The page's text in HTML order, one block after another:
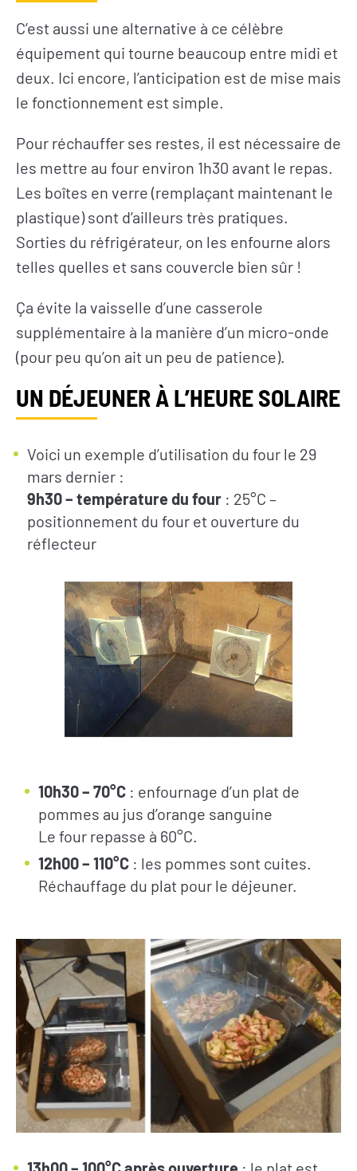
C’est aussi une alternative à ce célèbre
équipement qui tourne beaucoup entre midi et
deux. Ici encore, l’anticipation est de mise mais
le fonctionnement est simple.
Pour réchauffer ses restes, il est nécessaire de
les mettre au four environ 1h30 avant le repas.
Les boîtes en verre (remplaçant maintenant le
plastique) sont d’ailleurs très pratiques.
Sorties du réfrigérateur, on les enfourne alors
telles quelles et sans couvercle bien sûr !
Ça évite la vaisselle d’une casserole
supplémentaire à la manière d’un micro-onde
(pour peu qu’on ait un peu de patience).
UN DÉJEUNER À L’HEURE SOLAIRE
Voici un exemple d’utilisation du four le 29
mars dernier :
9h30 – température du four : 25°C –
positionnement du four et ouverture du
réflecteur
10h30 – 70°C : enfournage d’un plat de
pommes au jus d’orange sanguine
Le four repasse à 60°C.
12h00 – 110°C : les pommes sont cuites.
Réchauffage du plat pour le déjeuner.